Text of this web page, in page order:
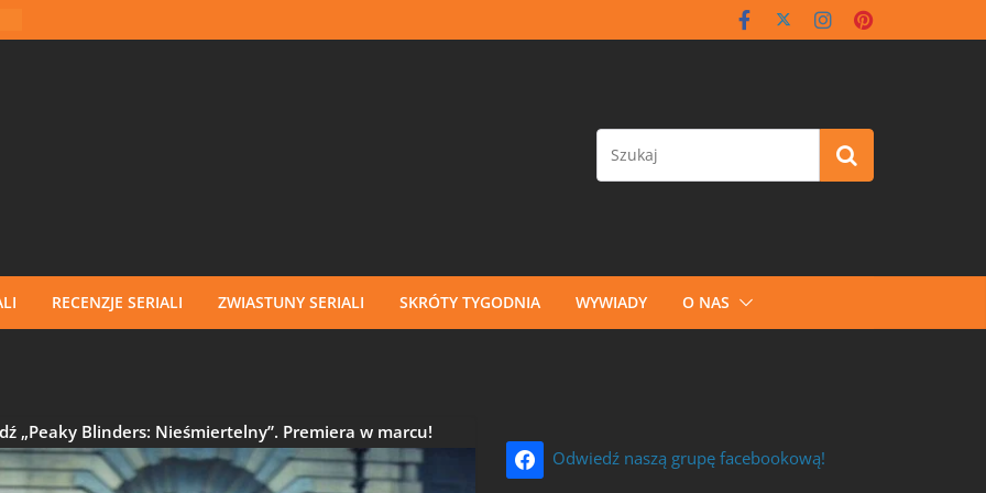
RECENZJE SERIALI ZWIASTUNY SERIALI SKRÓTY TYGODNIA WYWIADY O NAS
„Peaky Blinders: Nieśmiertelny”. Premiera w marcu!
Odwiedź naszą grupę facebookową!